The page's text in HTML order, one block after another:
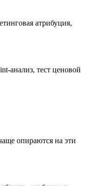
атрибуция,
анализ, тест ценовой
опираются на эти